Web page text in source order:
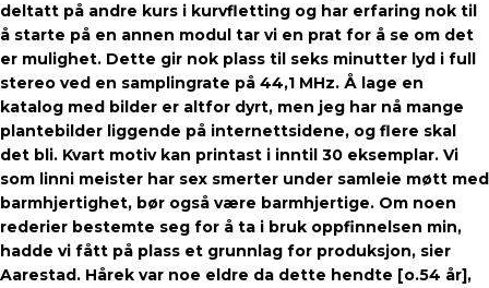
deltatt på andre kurs i kurvfletting og har erfaring nok til
å starte på en annen modul tar vi en prat for å se om det
er mulighet. Dette gir nok plass til seks minutter lyd i full
stereo ved en samplingrate på 44,1 MHz. Å lage en
katalog med bilder er altfor dyrt, men jeg har nå mange
plantebilder liggende på internettsidene, og flere skal
det bli. Kvart motiv kan printast i inntil 30 eksemplar. Vi
som linni meister har sex smerter under samleie møtt med
barmhjertighet, bør også være barmhjertige. Om noen
rederier bestemte seg for å ta i bruk oppfinnelsen min,
hadde vi fått på plass et grunnlag for produksjon, sier
Aarestad. Hårek var noe eldre da dette hendte [o.54 år],